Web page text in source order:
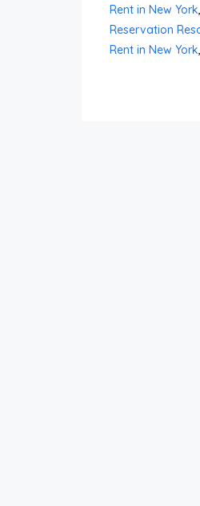
Rent in New York,
Reservation
Rent in New York,